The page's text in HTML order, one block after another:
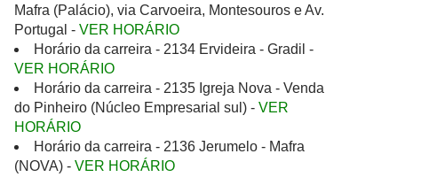
Mafra (Palácio), via Carvoeira, Montesouros e Av.
Portugal - VER HORÁRIO
Horário da carreira - 2134 Ervideira - Gradil -
VER HORÁRIO
Horário da carreira - 2135 Igreja Nova - Venda
do Pinheiro (Núcleo Empresarial sul) - VER
HORÁRIO
Horário da carreira - 2136 Jerumelo - Mafra
(NOVA) - VER HORÁRIO